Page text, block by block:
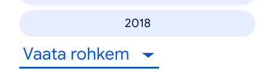
2018
Vaata rohkem